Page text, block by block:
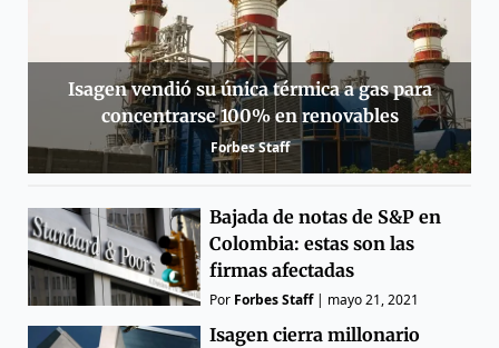
Isagen vendió su única térmica a gas para
concentrarse 100% en renovables
Forbes Staff
Bajada de notas de S&P en
Colombia: estas son las
firmas afectadas
Por Forbes Staff| mayo 21, 2021
Isagen cierra millonario